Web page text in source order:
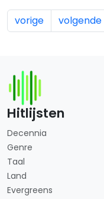
vorige volgende
Hitlijsten
Decennia
Genre
Taal
Land
Evergreens